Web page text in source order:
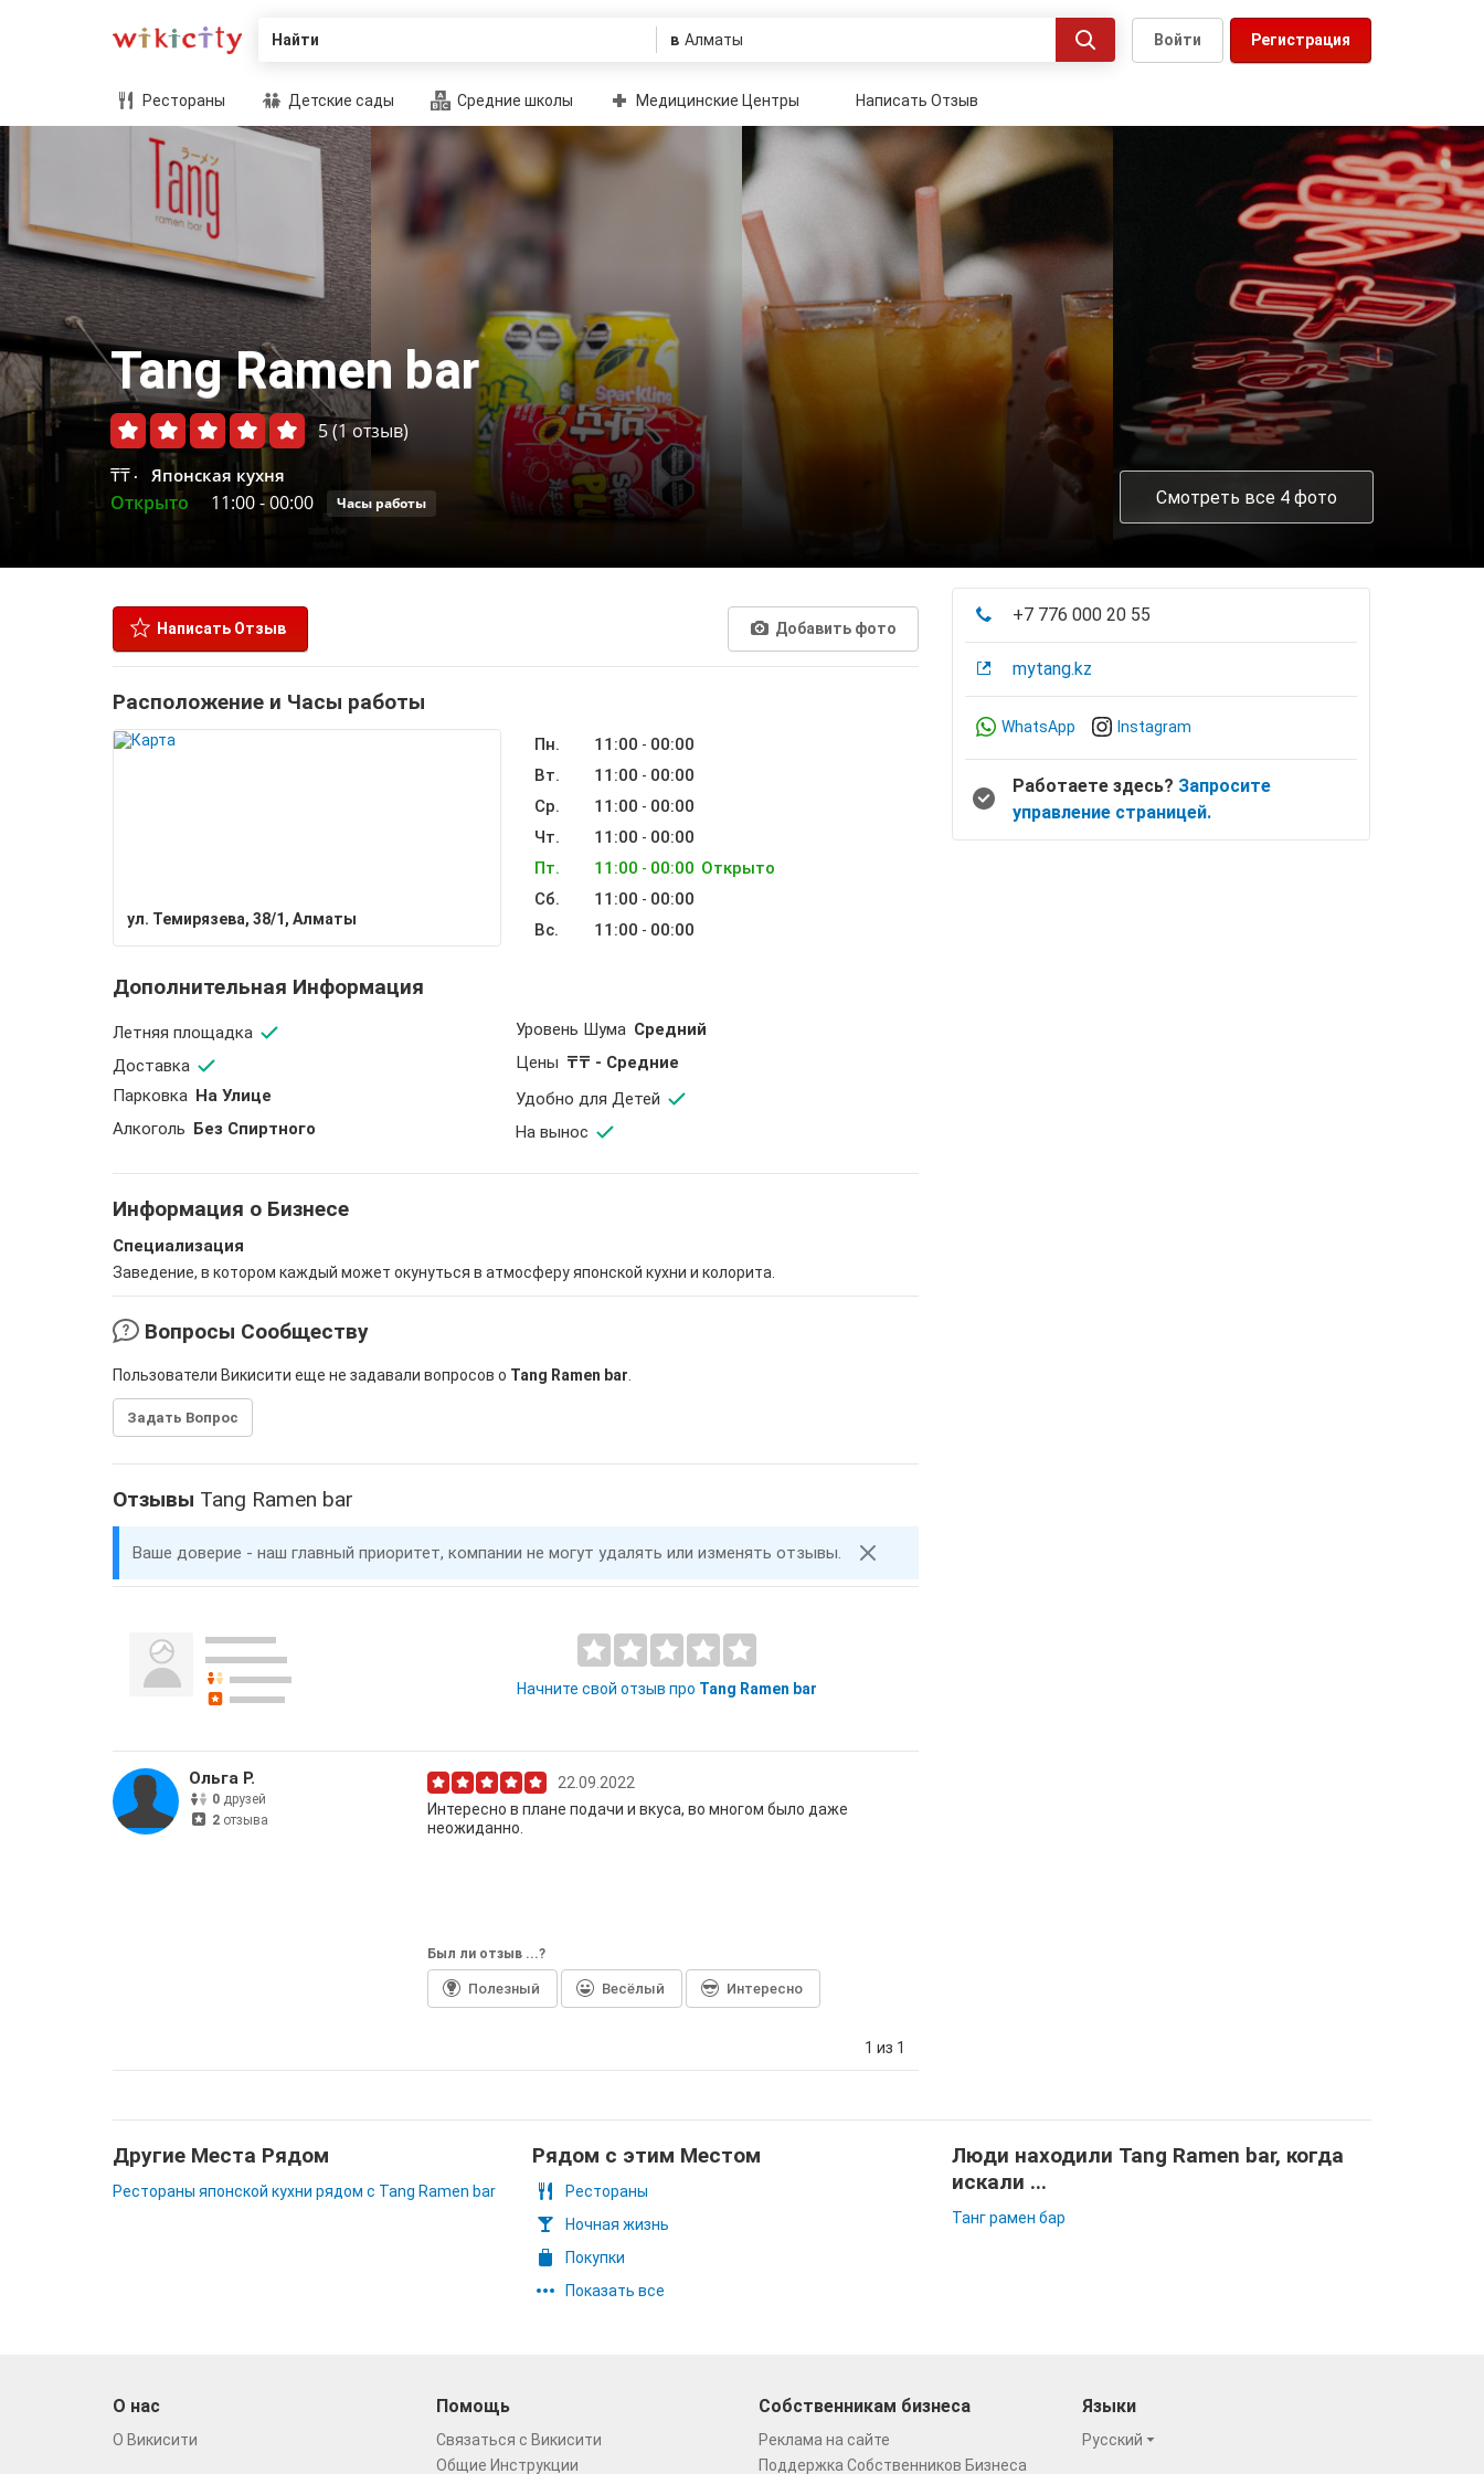
Найти в Регистрация
Войти
Рестораны Детские сады Средние школы Медицинские Центры Написать Отзыв
Tang Ramen bar
5(1 отзыв)
₸₸
Японская кухня
Открыто 11:00-00:00 Часы работы Смотреть все 4 фото
Написать Отзыв Добавить фото
Расположение и Часы работы
ул. Темирязева, 38/1, Алматы
Пн. 11:00 - 00:00
Вт.
11:00 - 00:00
Ср.
11:00 - 00:00
Чт.
11:00 - 00:00
Пт.
11:00 - 00:00 Открыто
Сб.
11:00 - 00:00
Вс.
11:00 - 00:00
Дополнительная Информация
Летняя площадка Уровень Шума Средний
Доставка
Цены ₸₸ - Средние
Парковка На Улице
Удобно для Детей
Aлкоголь Без Спиртного На вынос
Информация о Бизнесе
Специализация
Заведение, в котором каждый может окунуться в атмосферу японской кухни и колорита.
Вопросы Сообществу
Пользователи Викисити еще не задавали вопросов о Tang Ramen bar
Задать Вопрос
Отзывы Tang Ramen bar
Ваше доверие - наш главный приоритет, компании не могут удалять или изменять отзывы.
Начните свой отзыв про Tang Ramen bar
Ольга Р.
0 друзей
2 отзыва
22.09.2022
Интересно в плане подачи и вкуса, во многом было даже
неожиданно.
Был ли отзыв ...?
Полезный Весёлый Интересно
1 из 1
+7 776 000 20 55
mytang.kz
WhatsApp Instagram
Работаете здесь? Запросите
управление страницей.
Другие Места Рядом
Рестораны японской кухни рядом с Tang Ramen bar
Рядом с этим Местом
Рестораны
Ночная жизнь
Покупки
Показать все
Люди находили Tang Ramen bar, когда
искали ...
Танг рамен бар
О нас
О Викисити
Помощь
Связаться с Викисити
Общие Инструкции
Собственникам бизнеса
Реклама на сайте
Поддержка Собственников Бизнеса
Языки
Русский